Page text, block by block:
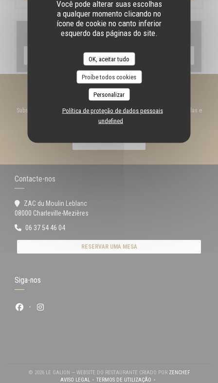
Você pode alterar suas escolhas
a qualquer momento clicando no
ícone de cookie no canto inferior
esquerdo das páginas do site.
OK, aceitar tudo
Proíbe todos cookies
Personalizar
Política de proteção de dados pessoais
undefined
Menus
DESCUBRA O NOSSO MENU
Mantenha-se atualizado
Subscrever a nossa newsletter para receber comunicações personalizadas e
ofertas de marketing por correio eletrónico da nossa parte.
Contacte-nos
ZAC du Moulin Leblanc
08000 Charleville-Mezières
06 37 54 46 04
RESERVAR UMA MESA
Siga-nos
Facebook ((abre numa nova janela))
Instagram ((abre numa nova janela))
© 2026 LE GALION — WEBSITE DO RESTAURANTE CRIADO POR ZENCHEF((ABRE
AVISO LEGAL
TERMOS DE UTILIZAÇÃO